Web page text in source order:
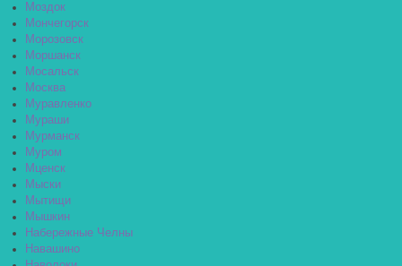
Моздок
Мончегорск
Морозовск
Моршанск
Мосальск
Москва
Муравленко
Мураши
Мурманск
Муром
Мценск
Мыски
Мытищи
Мышкин
Набережные Челны
Навашино